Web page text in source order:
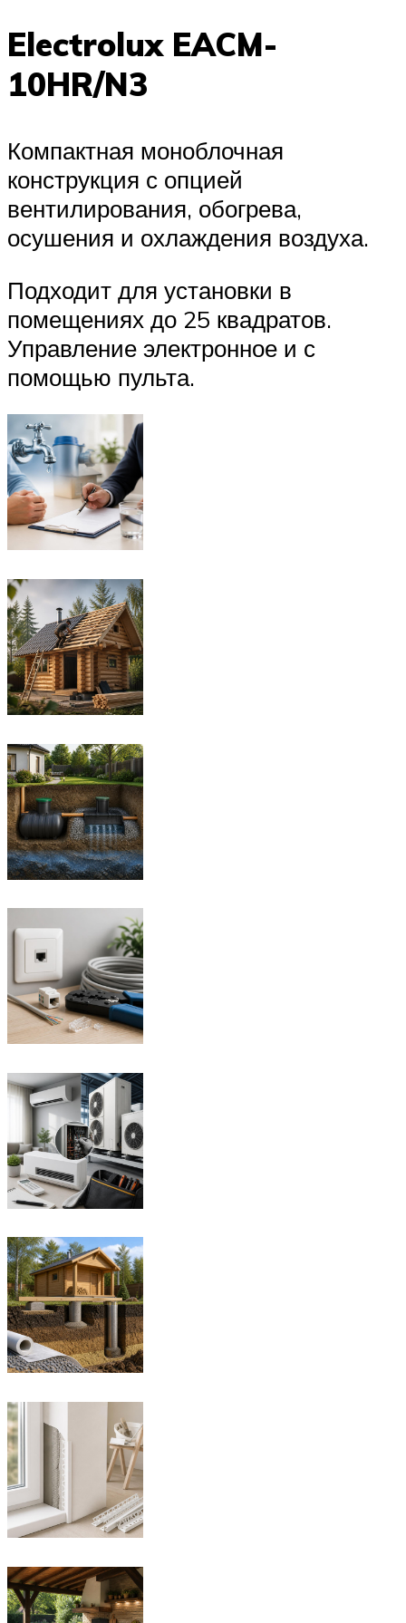
Electrolux EACM-
10HR/N3
Компактная моноблочная
конструкция с опцией
вентилирования, обогрева,
осушения и охлаждения воздуха.
Подходит для установки в
помещениях до 25 квадратов.
Управление электронное и с
помощью пульта.